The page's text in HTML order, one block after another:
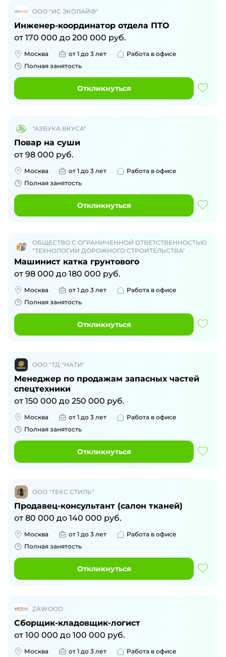
ООО "ИС ЭКОЛАЙФ"
Инженер-координатор отдела ПТО
от 170 000 до 200 000 руб.
Москва от 1 до 3 лет
Работа в офисе
Полная занятость
Откликнуться
"АЗБУКА ВКУСА"
Повар на суши
от 98 000 руб.
Москва от 1 до 3 лет
Работа в офисе
Полная занятость
Откликнуться
ОБЩЕСТВО С ОГРАНИЧЕННОЙ ОТВЕТСТВЕННОСТЬЮ
"ТЕХНОЛОГИИ ДОРОЖНОГО СТРОИТЕЛЬСТВА"
Машинист катка грунтового
от 98 000 до 180 000 руб.
Москва от 1 до 3 лет
Работа в офисе
Полная занятость
Откликнуться
ООО "ТД "НАТИ"
Менеджер по продажам запасных частей
спецтехники
от 150 000 до 250 000 руб.
Москва от 1 до 3 лет
Работа в офисе
Полная занятость
Откликнуться
ООО "ТЕКС СТИЛЬ"
Продавец-консультант (салон тканей)
от 80 000 до 140 000 руб.
Москва от 1 до 3 лет
Работа в офисе
Полная занятость
Откликнуться
ZAWOOD
Сборщик-кладовщик-логист
от 100 000 до 100 000 руб.
Москва от 1 до 3 лет Работа в офисе